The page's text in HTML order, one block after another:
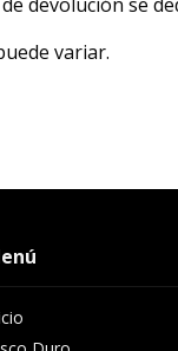
variar.